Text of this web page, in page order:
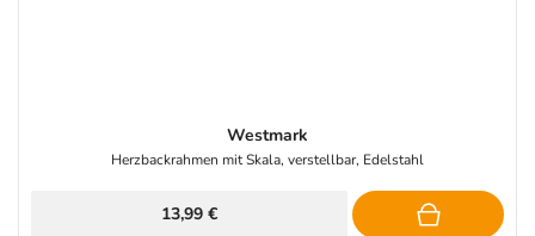
Westmark
Herzbackrahmen mit Skala, verstellbar, Edelstahl
13,99 €